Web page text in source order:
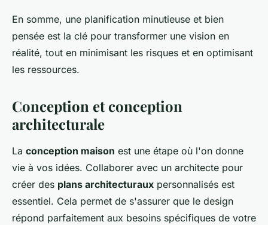
En somme, une planification minutieuse et bien
pensée est la clé pour transformer une vision en
réalité, tout en minimisant les risques et en optimisant
les ressources.
Conception et conception
architecturale
La conception maison est une étape où l'on donne
vie à vos idées. Collaborer avec un architecte pour
créer des plans architecturaux personnalisés est
essentiel. Cela permet de s'assurer que le design
répond parfaitement aux besoins spécifiques de votre